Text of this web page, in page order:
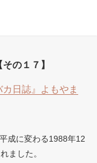
の１７】
日誌』よもやま
成に変わる1988年12
ました。